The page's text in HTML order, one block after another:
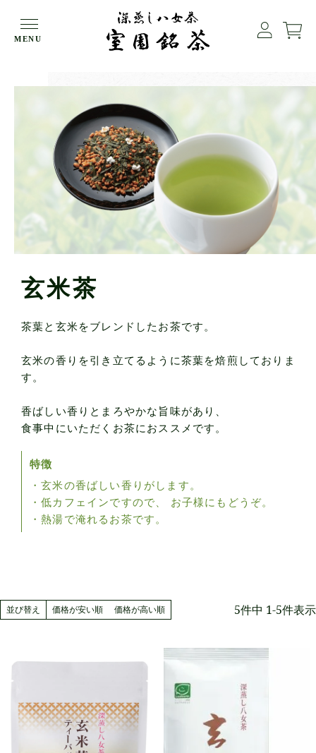
MENU
HOME
玄米茶
茶葉と玄米をブレンドしたお茶です。
玄米の香りを引き立てるように茶葉を焙煎しておりま
す。
香ばしい香りとまろやかな旨味があり、
食事中にいただくお茶におススメです。
特徴
・玄米の香ばしい香りがします。
・低カフェインですので、 お子様にもどうぞ。
・熱湯で淹れるお茶です。
並び替え 価格が安い順 価格が高い順 5件中 1-5件表示